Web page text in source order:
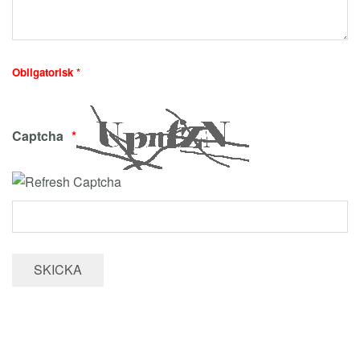
Obligatorisk *
Captcha